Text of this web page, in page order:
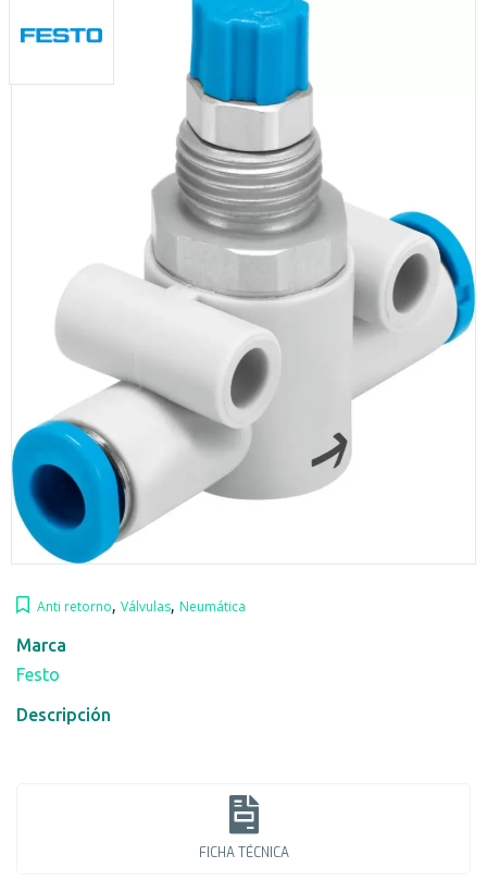
Anti retorno, Válvulas, Neumática
Marca
Festo
Descripción
FICHA TÉCNICA